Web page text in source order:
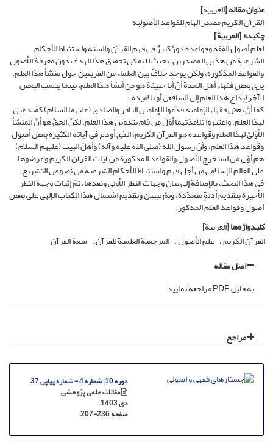
عنوان مقاله[العربیة]
القرآن الکریم مصدر إلهام للقواعد الأصولیة
چکیده[العربیة]
لعلم أصول الفقه وقواعده دورٌ کبیرٌ فی فهم القرآن والسنة واستنباط الأحکام
الشرعیة من هذین المصدرین، بحیث لا یمکن تحقیق هذا الهدف دون معرفة الأصول
والقواعد المذکورة، ولکن یوجد خلافٌ بین العلماء من الفریقین حول منشأ هذا العلم.
یرى بعض فقهاء أهل السنة أنّ أبا حنیفة هو من أنشأ هذا العلم، بینما ینسب البعض
الآخر إبداع هذا العلم إلى الشافعی أو تلامیذه.
کما أنّ بعض فقهاء الإمامیة قدّموا الإمامین الباقر والصادق (علیهما السلام) کمُبدِعَین
لهذا العلم، واعتبروا تلامذتهما أوّلَ من قام بتدوین هذا العلم، لکنّ الحقّ هو أنّ المنشأ
الأوّلیّ لهذا العلم وقواعده هو القرآن الکریم، الذی أودع فی آیاته الکثیرة بعضَ أصول
وقواعد هذا العلم، وأنّ رسول الله (صلى الله علیه وآله) وأهلَ البیت (علیهم السلام)
هم أوّل من استخرج الأصول والقواعد المذکورة من آیات القرآن الکریم وعرضوها
على العالم الإسلامی من أجل فهم واستنباط الأحکام الشرعیة من نصوص التشریع.
فی هذا البحث، بالإضافة إلى بیان وجهات النظر الأولى ونقدها، تمّ إثبات وجهة النظر
الأخیرة بتقدیم أدلةٍ متعدّدة، وتمّ تبیین وتقدیم اشتمال هذا الکتاب الإلهی على بعض
أصول وقواعد العلم المذکور.
کلیدواژه‌ها[العربیة]
القرآن الکریم علم الأصول المرجعیة العلمیة للقرآن سعة القرآن
اصل مقاله
به فایل PDF مراجعه نمایید
مراجع
دوره 10، شماره 4 - شماره پیاپی 37
مقالات علمی پژوهشی
دی 1403
صفحه207-236